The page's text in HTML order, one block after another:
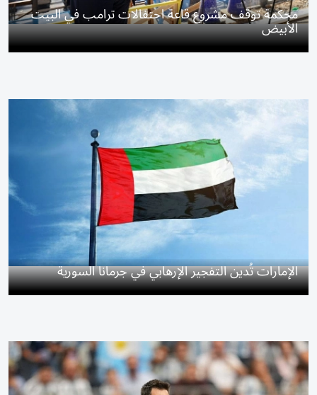
محكمة توقف مشروع قاعة احتفالات ترامب في البيت
الأبيض
الإمارات تُدين التفجير الإرهابي في جرمانا السورية